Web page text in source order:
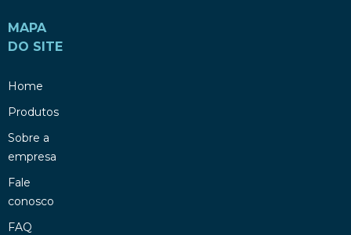
MAPA
DO SITE
Home
Produtos
Sobre a
empresa
Fale
conosco
FAQ